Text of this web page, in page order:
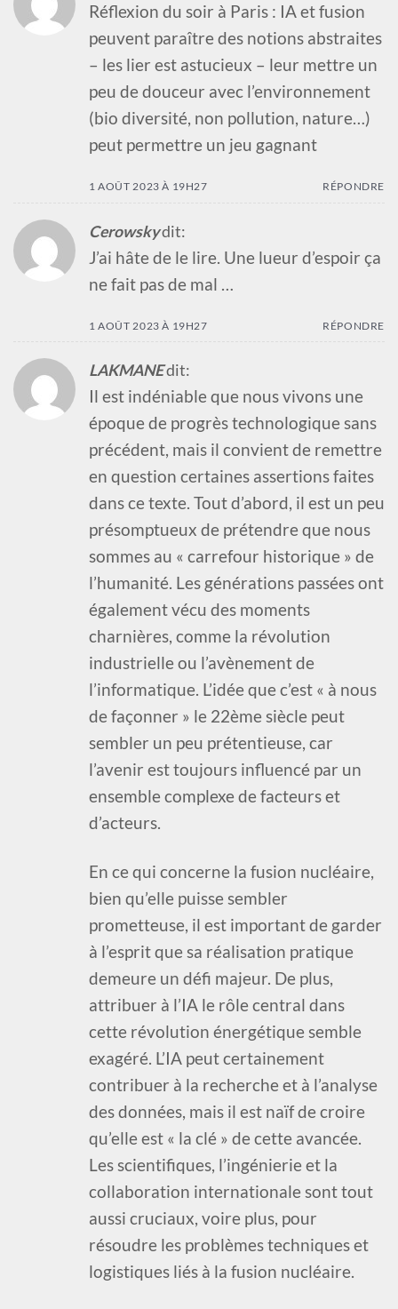
Réflexion du soir à Paris : IA et fusion
peuvent paraître des notions abstraites
– les lier est astucieux – leur mettre un
peu de douceur avec l’environnement
(bio diversité, non pollution, nature…)
peut permettre un jeu gagnant
1 AOÛT 2023 À 19H27 RÉPONDRE
Cerowskydit:
J’ai hâte de le lire. Une lueur d’espoir ça
ne fait pas de mal …
1 AOÛT 2023 À 19H27 RÉPONDRE
LAKMANEdit:
Il est indéniable que nous vivons une
époque de progrès technologique sans
précédent, mais il convient de remettre
en question certaines assertions faites
dans ce texte. Tout d’abord, il est un peu
présomptueux de prétendre que nous
sommes au « carrefour historique » de
l’humanité. Les générations passées ont
également vécu des moments
charnières, comme la révolution
industrielle ou l’avènement de
l’informatique. L’idée que c’est « à nous
de façonner » le 22ème siècle peut
sembler un peu prétentieuse, car
l’avenir est toujours influencé par un
ensemble complexe de facteurs et
d’acteurs.
En ce qui concerne la fusion nucléaire,
bien qu’elle puisse sembler
prometteuse, il est important de garder
à l’esprit que sa réalisation pratique
demeure un défi majeur. De plus,
attribuer à l’IA le rôle central dans
cette révolution énergétique semble
exagéré. L’IA peut certainement
contribuer à la recherche et à l’analyse
des données, mais il est naïf de croire
qu’elle est « la clé » de cette avancée.
Les scientifiques, l’ingénierie et la
collaboration internationale sont tout
aussi cruciaux, voire plus, pour
résoudre les problèmes techniques et
logistiques liés à la fusion nucléaire.